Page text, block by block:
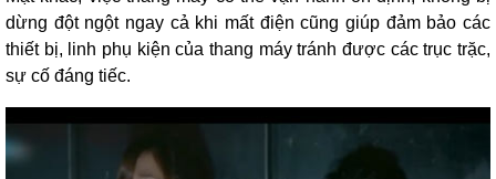
dừng đột ngột ngay cả khi mất điện cũng giúp đảm bảo các
thiết bị, linh phụ kiện của thang máy tránh được các trục trặc,
sự cố đáng tiếc.